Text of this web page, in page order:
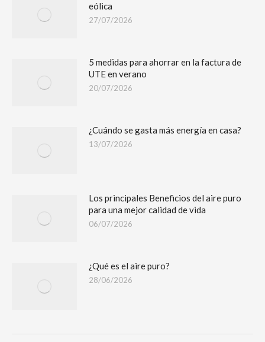
eólica
27/07/2026
5 medidas para ahorrar en la factura de
UTE en verano
20/07/2026
¿Cuándo se gasta más energía en casa?
13/07/2026
Los principales Beneficios del aire puro
para una mejor calidad de vida
06/07/2026
¿Qué es el aire puro?
28/06/2026